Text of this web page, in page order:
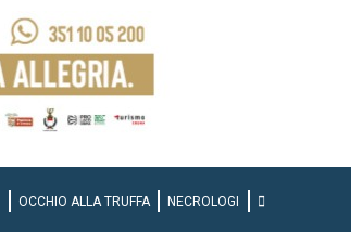
OCCHIO ALLA TRUFFA NECROLOGI